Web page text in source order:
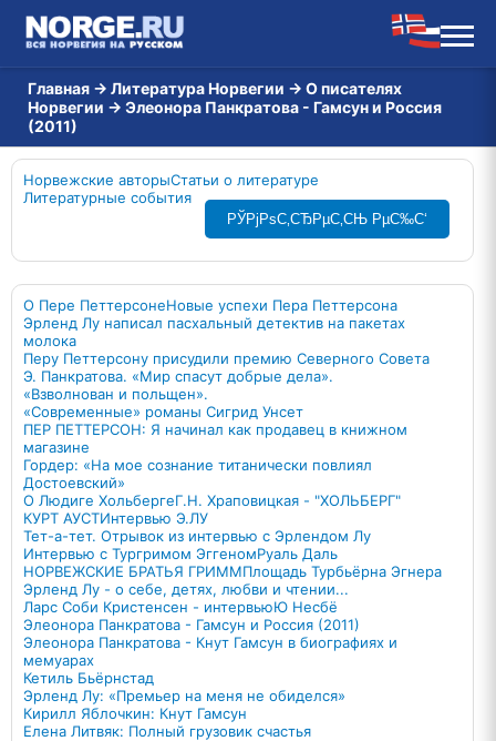
Главная → Литература Норвегии → О писателях
Норвегии → Элеонора Панкратова - Гамсун и Россия
(2011)
Норвежские авторыСтатьи о литературе
Литературные события
РЎРјРѕС‚СЂРµС‚СЊ РµС‰С‘
О Пере ПеттерсонеНовые успехи Пера Петтерсона
Эрленд Лу написал пасхальный детектив на пакетах
молока
Перу Петтерсону присудили премию Северного Совета
Э. Панкратова. «Мир спасут добрые дела».
«Взволнован и польщен».
«Современные» романы Сигрид Унсет
ПЕР ПЕТТЕРСОН: Я начинал как продавец в книжном
магазине
Гордер: «На мое сознание титанически повлиял
Достоевский»
О Людиге ХольбергеГ.Н. Храповицкая - "ХОЛЬБЕРГ"
КУРТ АУСТИнтервью Э.ЛУ
Тет-а-тет. Отрывок из интервью с Эрлендом Лу
Интервью c Тургримом ЭггеномРуаль Даль
НОРВЕЖСКИЕ БРАТЬЯ ГРИММПлощадь Турбьёрна Эгнера
Эрленд Лу - о себе, детях, любви и чтении...
Ларс Соби Кристенсен - интервьюЮ Несбё
Элеонора Панкратова - Гамсун и Россия (2011)
Элеонора Панкратова - Кнут Гамсун в биографиях и
мемуарах
Кетиль Бьёрнстад
Эрленд Лу: «Премьер на меня не обиделся»
Кирилл Яблочкин: Кнут Гамсун
Елена Литвяк: Полный грузовик счастья